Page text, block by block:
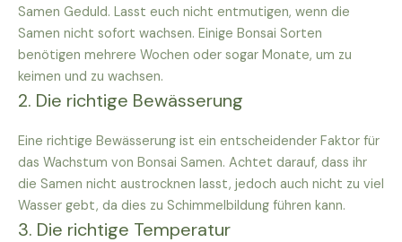
Samen Geduld. Lasst euch nicht entmutigen, wenn die
Samen nicht sofort wachsen. Einige Bonsai Sorten
benötigen mehrere Wochen oder sogar Monate, um zu
keimen und zu wachsen.
2. Die richtige Bewässerung
Eine richtige Bewässerung ist ein entscheidender Faktor für
das Wachstum von Bonsai Samen. Achtet darauf, dass ihr
die Samen nicht austrocknen lasst, jedoch auch nicht zu viel
Wasser gebt, da dies zu Schimmelbildung führen kann.
3. Die richtige Temperatur